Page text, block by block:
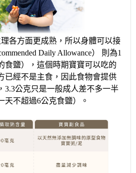
各方面更成熟，所以身體可以接
Daily Allowance） 則為1
食鹽），這個時期寶寶可以吃的
已經不是主食，因此食物會提供
3.3公克只是一般成人差不多一半
天不超過6公克食鹽）。